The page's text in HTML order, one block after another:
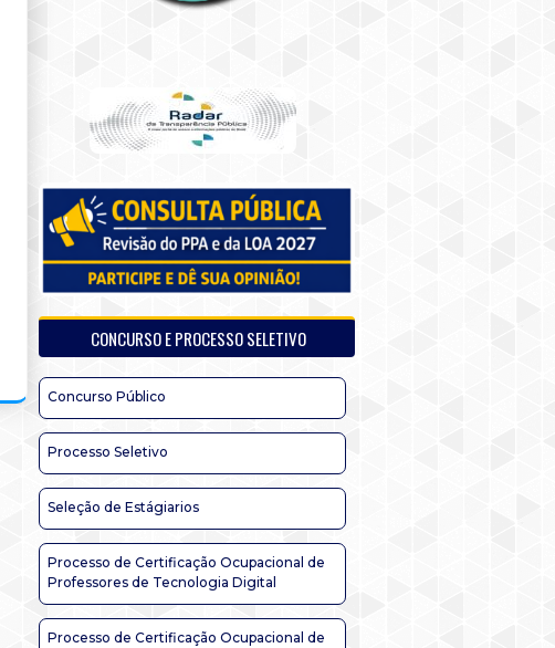
CONCURSO E PROCESSO SELETIVO
Concurso Público
Processo Seletivo
Seleção de Estágiarios
Processo de Certificação Ocupacional de
Professores de Tecnologia Digital
Processo de Certificação Ocupacional de